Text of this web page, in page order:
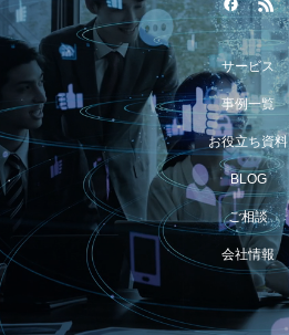
サービス
事例一覧
お役立ち資料
BLOG
ご相談
会社情報